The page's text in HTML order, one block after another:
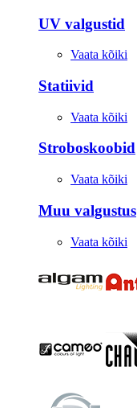
UV valgustid
Vaata kõiki
Statiivid
Vaata kõiki
Stroboskoobid
Vaata kõiki
Muu valgustus
Vaata kõiki